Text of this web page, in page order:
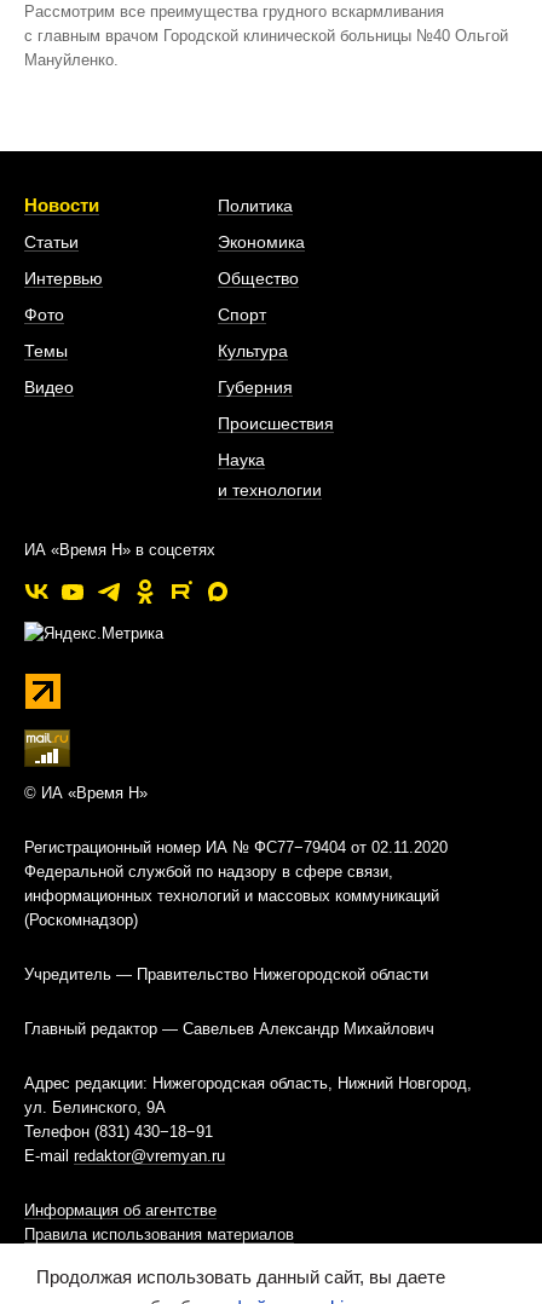
Рассмотрим все преимущества грудного вскармливания
с главным врачом Городской клинической больницы №40 Ольгой
Мануйленко.
Новости
Статьи
Интервью
Фото
Темы
Видео
Политика
Экономика
Общество
Спорт
Культура
Губерния
Происшествия
Наука
и технологии
ИА «Время Н» в соцсетях
© ИА «Время Н»
Регистрационный номер ИА № ФС77−79404 от 02.11.2020
Федеральной службой по надзору в сфере связи,
информационных технологий и массовых коммуникаций
(Роскомнадзор)
Учредитель — Правительство Нижегородской области
Главный редактор — Савельев Александр Михайлович
Адрес редакции: Нижегородская область, Нижний Новгород,
ул. Белинского, 9А
Телефон (831) 430−18−91
E-mail redaktor@vremyan.ru
Информация об агентстве
Правила использования материалов
Информационная политика использования «cookies»-файлов
Продолжая использовать данный сайт, вы даете